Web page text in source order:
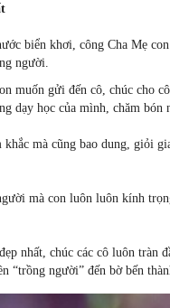
biển khơi, công Cha Mẹ
người.
muốn gửi đến cô, chúc cho
dạy học của mình, chăm
mà cũng bao dung, giỏi
mà con luôn luôn kính
nhất, chúc các cô luôn tràn
“trồng người” đến bờ bến